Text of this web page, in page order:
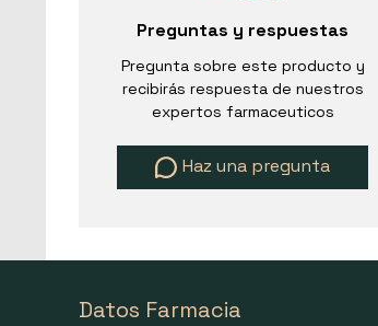
Preguntas y respuestas
Pregunta sobre este producto y
recibirás respuesta de nuestros
expertos farmaceuticos
Haz una pregunta
Datos Farmacia